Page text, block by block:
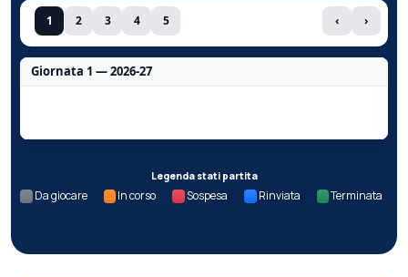
1 2 3 4 5 ‹ ›
Giornata 1 — 2026-27
Legenda stati partita
Da giocare In corso Sospesa Rinviata Terminata